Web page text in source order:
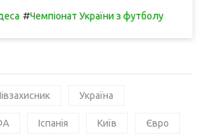
#Чемпіонат України з футболу
Україна
Іспанія Київ Євро